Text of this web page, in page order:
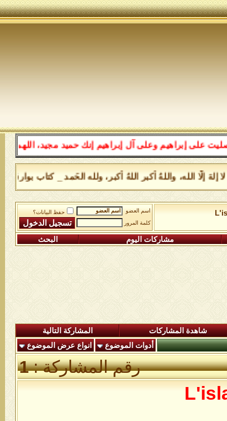
وعلى آل إبراهيم إنك حميد مجيد، اللهم بارك على
إلَّا الله، واللهُ أكبر اللهُ أكبر، ولله الحَمد _ كتاب بوارق
اسم العضو
حفظ البيانات؟
كلمة المرور
مشاركات اليوم البحث
شاهدة المشاركات
المشاركة التالية
أدوات الموضوع
انواع عرض الموضوع
رقم المشاركة :1